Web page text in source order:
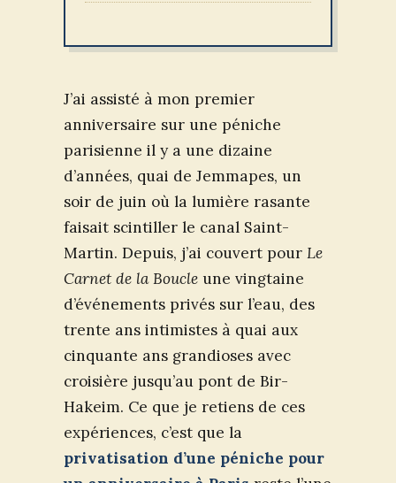
J’ai assisté à mon premier
anniversaire sur une péniche
parisienne il y a une dizaine
d’années, quai de Jemmapes, un
soir de juin où la lumière rasante
faisait scintiller le canal Saint-
Martin. Depuis, j’ai couvert pour Le
Carnet de la Boucle une vingtaine
d’événements privés sur l’eau, des
trente ans intimistes à quai aux
cinquante ans grandioses avec
croisière jusqu’au pont de Bir-
Hakeim. Ce que je retiens de ces
expériences, c’est que la
privatisation d’une péniche pour